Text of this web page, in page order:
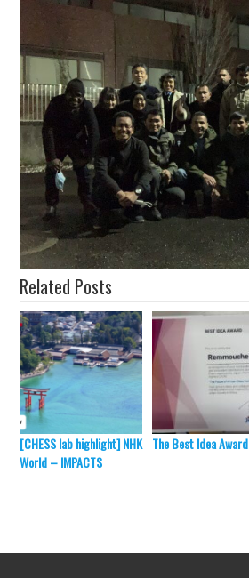
Related Posts
[CHESS lab highlight] NHK
World – IMPACTS
The Best Idea Award